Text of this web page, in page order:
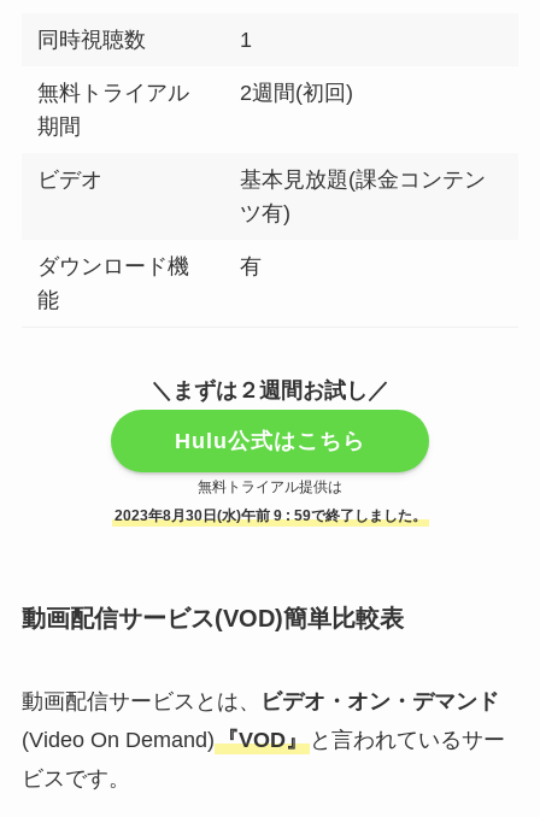
同時視聴数 1
無料トライアル
期間
2週間(初回)
ビデオ
基本見放題(課金コンテン
ツ有)
ダウンロード機
能
有
＼まずは２週間お試し／
Hulu公式はこちら
無料トライアル提供は
2023年8月30日(水)午前 9 : 59で終了しました。
動画配信サービス(VOD)簡単比較表
動画配信サービスとは、
ビデオ・オン・デマンド
(Video On Demand)『VOD』と言われているサー
ビスです。